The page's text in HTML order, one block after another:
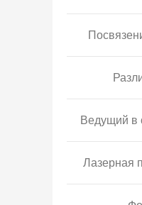
Ведущий в
Лазерная